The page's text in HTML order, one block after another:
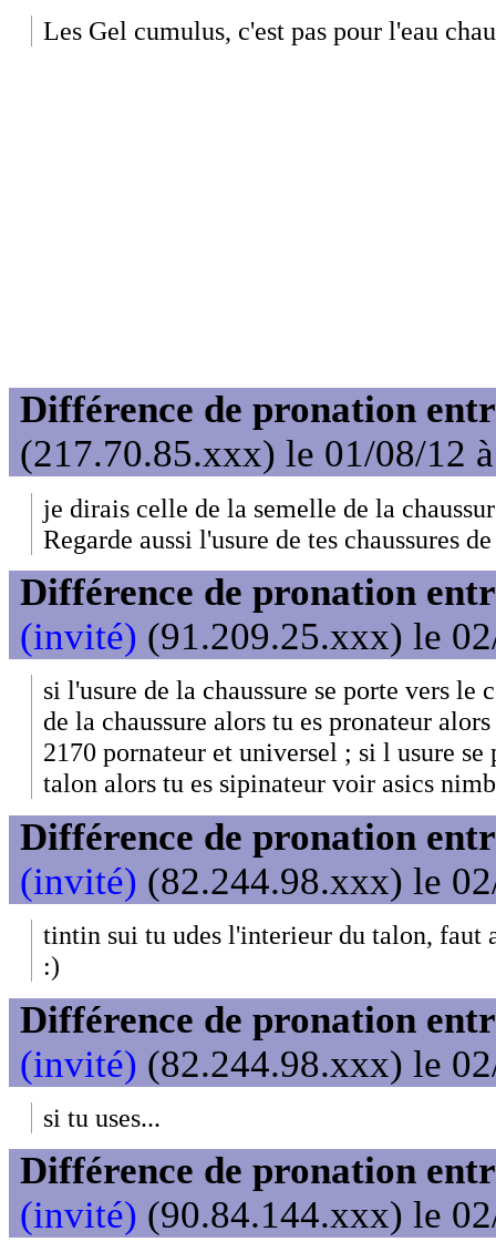
Les Gel cumulus, c'est pas pour l'eau
Différence de pronation
(217.70.85.xxx) le 01/08/12
je dirais celle de la semelle de la
Regarde aussi l'usure de tes chaussures
Différence de pronation
(invité) (91.209.25.xxx) le
si l'usure de la chaussure se porte vers
de la chaussure alors tu es pronateur
2170 pornateur et universel ; si l usure
talon alors tu es sipinateur voir asics
Différence de pronation
(invité) (82.244.98.xxx) le
tintin sui tu udes l'interieur du talon, faut
:)
Différence de pronation
(invité) (82.244.98.xxx) le
si tu uses...
Différence de pronation
(invité) (90.84.144.xxx) le